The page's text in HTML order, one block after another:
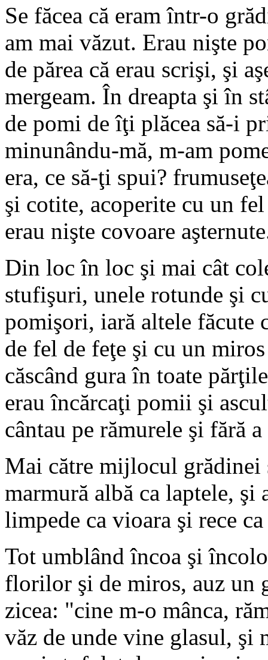
Se făcea că eram într-o
am mai văzut. Erau nişte
de părea că erau scrişi, şi
mergeam. În dreapta şi în
de pomi de îţi plăcea să-i
minunându-mă, m-am
era, ce să-ţi spui?
şi cotite, acoperite cu un
erau nişte covoare
Din loc în loc şi mai cât
stufişuri, unele rotunde şi
pomişori, iară altele făcute
de fel de feţe şi cu un
căscând gura în toate
erau încărcaţi pomii şi
cântau pe rămurele şi fără
Mai către mijlocul grădinei
marmură albă ca laptele, şi
limpede ca vioara şi rece ca
Tot umblând încoa şi
florilor şi de miros, auz un
zicea: "cine m-o mânca,
văz de unde vine glasul, şi